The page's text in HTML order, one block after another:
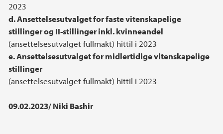
2023
d. Ansettelsesutvalget for faste vitenskapelige
stillinger og II-stillinger inkl. kvinneandel
(ansettelsesutvalget fullmakt) hittil i 2023
e. Ansettelsesutvalget for midlertidige vitenskapelige
stillinger
(ansettelsesutvalget fullmakt) hittil i 2023
09.02.2023/ Niki Bashir